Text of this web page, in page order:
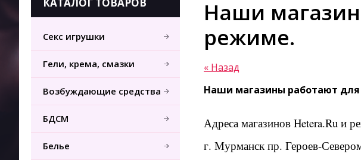
Секс игрушки
Гели, крема, смазки
Возбуждающие средства
БДСМ
Белье
Наши
режиме.
« Назад
Наши магазины работают
Адреса магазинов Hetera.Ru и
г. Мурманск пр. Героев-